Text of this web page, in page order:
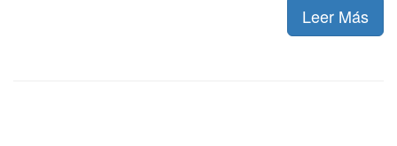
Leer Más